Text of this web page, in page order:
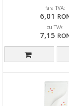
fara TVA:
6,01
cu TVA:
7,15